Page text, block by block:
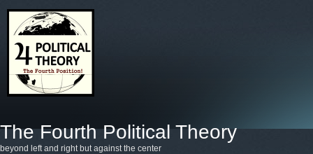
The Fourth Political Theory
beyond left and right but against the center